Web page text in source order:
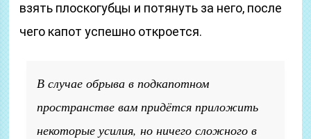
взять плоскогубцы и потянуть за него, после
чего капот успешно откроется.
В случае обрыва в подкапотном
пространстве вам придётся приложить
некоторые усилия, но ничего сложного в